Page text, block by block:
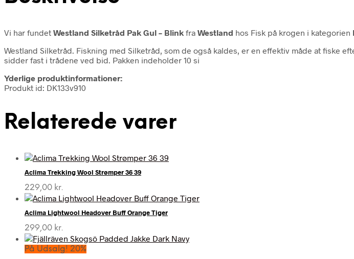
Vi har fundet Westland Silketråd Pak Gul – Blink fra Westland hos Fisk på krogen i kategorien
Westland Silketråd. Fiskning med Silketråd, som de også kaldes, er en effektiv måde at fiske
sidder fast i trådene ved bid. Pakken indeholder 10 si
Yderlige produktinformationer:
Produkt id: DK133v910
Relaterede varer
Aclima Trekking Wool Strømper 36 39
229,00 kr.
Aclima Lightwool Headover Buff Orange Tiger
299,00 kr.
På Udsalg! 20%